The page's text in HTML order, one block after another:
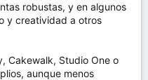
robustas, y en algunos
y creatividad a otros
Cakewalk, Studio One o
aunque menos